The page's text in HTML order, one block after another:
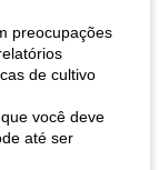
preocupações
de cultivo
você deve
até ser